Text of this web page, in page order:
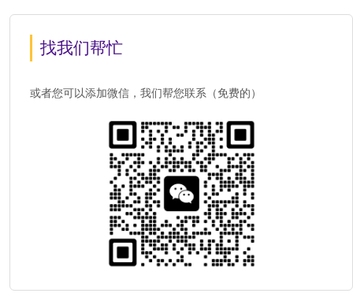
找我们帮忙
或者您可以添加微信，我们帮您联系（免费的）